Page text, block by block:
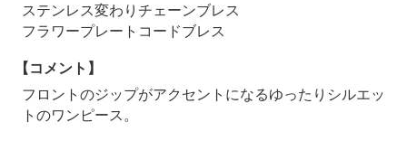
ステンレス変わりチェーンブレス
フラワープレートコードブレス
【コメント】
フロントのジップがアクセントになるゆったりシルエッ
トのワンピース。